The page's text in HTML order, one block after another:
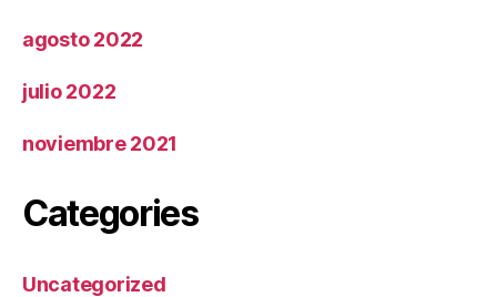
agosto 2022
julio 2022
noviembre 2021
Categories
Uncategorized